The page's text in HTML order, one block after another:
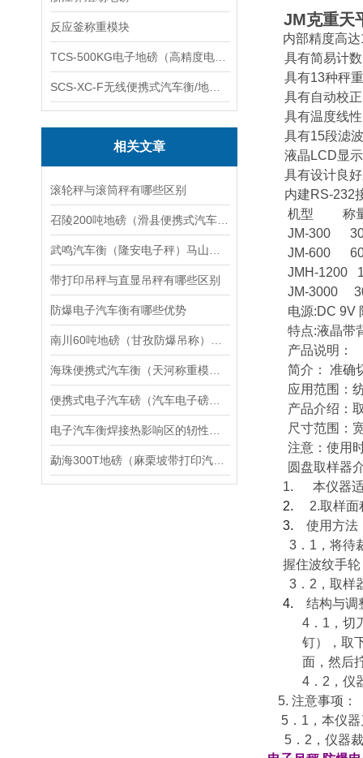
反应釜称重模块
相关文章
滚轮秤与滚筒秤有哪些区别
带打印吊秤与直显吊秤有哪些区别
防爆电子汽车衡有哪些优势
JM克重天
内部精度高达
具有简易计
具有13种秤
具有自动校
具有温度线
具有15段滤
液晶 LCD显
具有设计良
内建RS-232
机型
称
JM-300
JM-600
JMH-1200
JM-3000
电源:DC 9V
特点:液晶带
产品说明：
简介：
准确
应用范围：
产品介绍：
尺寸范围：
注意：使用
圆盘取样器
1.
本仪器
2.
2.取样面
3.
使用方法
3． 1 ，将
握住波纹手
3． 2 ，取
4.
结构与调
4． 1 ，
钉），取
面，然后
4． 2 ，
5.注意事项：
5 ． 1 ，本仪
5 ． 2 ，仪器